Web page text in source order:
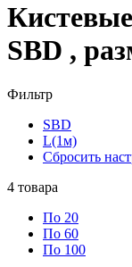
SBD ,
Фильтр
SBD
L(1м)
Сбросить
4 товара
По 20
По 60
По 100